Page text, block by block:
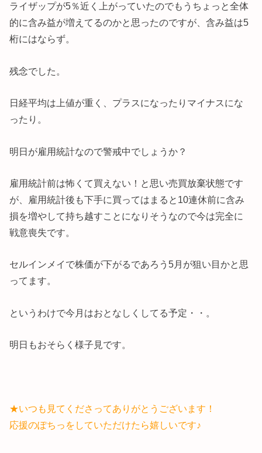
ライザップが5％近く上がっていたのでもうちょっと全体
的に含み益が増えてるのかと思ったのですが、含み益は5
桁にはならず。
残念でした。
日経平均は上値が重く、プラスになったりマイナスにな
ったり。
明日が雇用統計なので警戒中でしょうか？
雇用統計前は怖くて買えない！と思い売買放棄状態です
が、雇用統計後も下手に買ってはまると10連休前に含み
損を増やして持ち越すことになりそうなので今は完全に
戦意喪失です。
セルインメイで株価が下がるであろう5月が狙い目かと思
ってます。
というわけで今月はおとなしくしてる予定・・。
明日もおそらく様子見です。
★いつも見てくださってありがとうございます！
応援のぽちっをしていただけたら嬉しいです♪